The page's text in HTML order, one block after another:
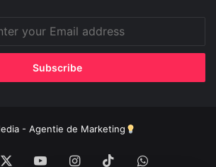
- Agentie de Marketing
YouTubeInstagram
TikTokWhatsApp